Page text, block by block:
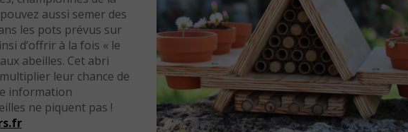
aussi semer des
les pots prévus sur
d’offrir à la fois « le
abeilles. Cet abri
leur chance de
information
ne piquent pas !